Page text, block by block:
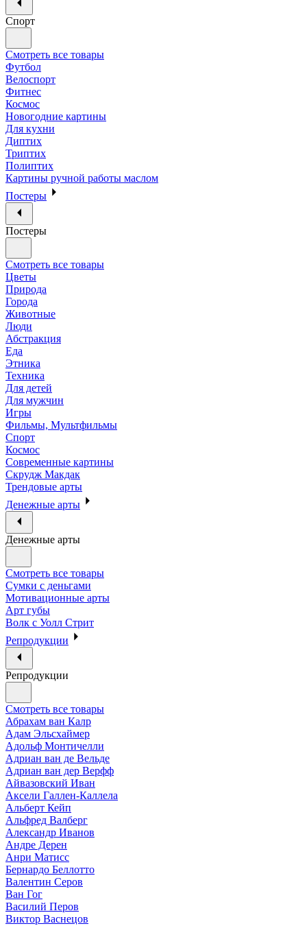
Спорт
Смотреть все товары
Футбол
Велоспорт
Фитнес
Космос
Новогодние картины
Для кухни
Диптих
Триптих
Полиптих
Картины ручной работы маслом
Постеры
Постеры
Смотреть все товары
Цветы
Природа
Города
Животные
Люди
Абстракция
Еда
Этника
Техника
Для детей
Для мужчин
Игры
Фильмы, Мультфильмы
Спорт
Космос
Современные картины
Скрудж Макдак
Трендовые арты
Денежные арты
Денежные арты
Смотреть все товары
Сумки с деньгами
Мотивационные арты
Арт губы
Волк с Уолл Стрит
Репродукции
Репродукции
Смотреть все товары
Абрахам ван Калр
Адам Эльсхаймер
Адольф Монтичелли
Адриан ван де Вельде
Адриан ван дер Верфф
Айвазовский Иван
Аксели Галлен-Каллела
Альберт Кейп
Альфред Валберг
Александр Иванов
Андре Дерен
Анри Матисс
Бернардо Беллотто
Валентин Серов
Ван Гог
Василий Перов
Виктор Васнецов